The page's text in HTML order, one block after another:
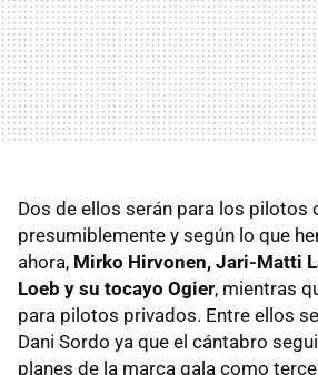
Dos de ellos serán para los pilotos
presumiblemente y según lo que
ahora, Mirko Hirvonen, Jari-Matti
Loeb y su tocayo Ogier, mientras
para pilotos privados. Entre ellos
Dani Sordo ya que el cántabro
planes de la marca gala como